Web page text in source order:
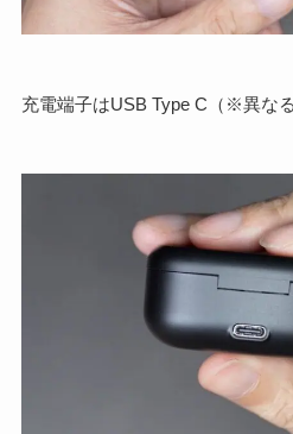
充電端子はUSB Type C（※異な